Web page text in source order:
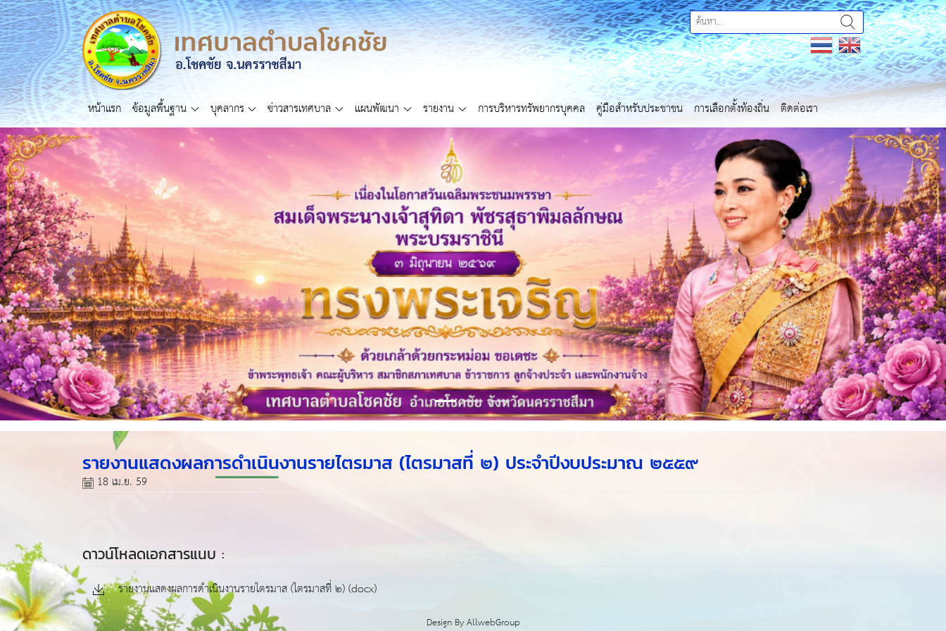
หน้าแรก ข้อมูลพื้นฐาน บุคลากร ข่าวสารเทศบาล แผนพัฒนา รายงาน การบริหารทรัพยากรบุคคล คู่มือสำหรับประชาชน การเลือกตั้งท้องถิ่น ติดต่อเรา
Previous Next
รายงานแสดงผลการดำเนินงานรายไตรมาส (ไตรมาสที่ ๒) ประจำปีงบประมาณ ๒๕๕๙
18 เม.ย. 59
ดาวน์โหลดเอกสารแนบ :
รายงานแสดงผลการดำเนินงานรายไตรมาส (ไตรมาสที่ ๒) (docx)
Design ByAllwebGroup